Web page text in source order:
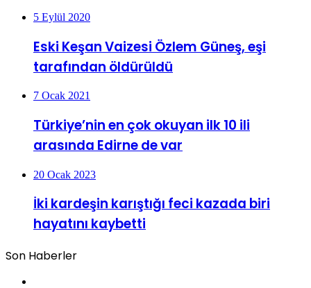
5 Eylül 2020
Eski Keşan Vaizesi Özlem Güneş, eşi
tarafından öldürüldü
7 Ocak 2021
Türkiye’nin en çok okuyan ilk 10 ili
arasında Edirne de var
20 Ocak 2023
İki kardeşin karıştığı feci kazada biri
hayatını kaybetti
Son Haberler